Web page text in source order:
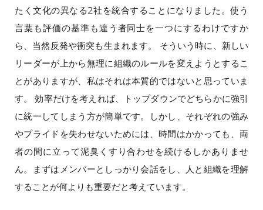
たく文化の異なる2社を統合することになりました。使う
言葉も評価の基準も違う者同士を一つにするわけですか
ら、当然反発や衝突も生まれます。 そういう時に、新しい
リーダーが上から無理に組織のルールを変えようとするこ
とがありますが、私はそれは本質的ではないと思っていま
す。 効率だけを考えれば、トップダウンでどちらかに強引
に統一してしまう方が簡単です。しかし、それぞれの強み
やプライドを失わせないためには、時間はかかっても、両
者の間に立って泥臭くすり合わせを続けるしかありませ
ん。まずはメンバーとしっかり会話をし、人と組織を理解
することが何よりも重要だと考えています。